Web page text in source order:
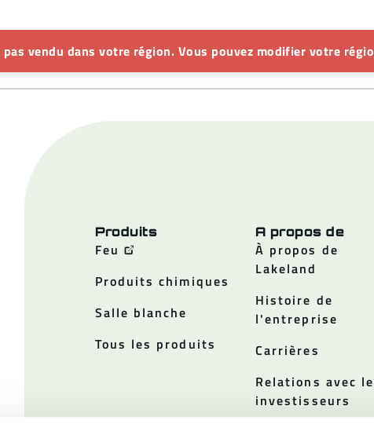
vendu dans votre région. Vous pouvez modifier votre
Produits
Feu
Produits chimiques
Salle blanche
Tous les produits
A propos de
À propos de
Lakeland
Histoire de
l'entreprise
Carrières
Relations avec
investisseurs